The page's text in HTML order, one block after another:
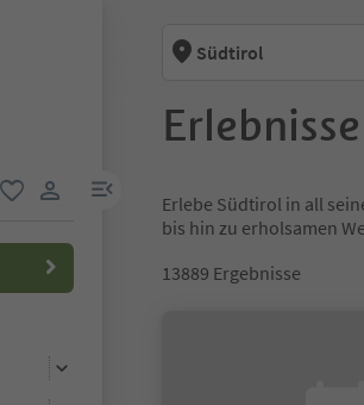
menu link
Südtirol
Erlebe Südtirol in all
bis hin zu erholsamen
13889 Ergebnisse